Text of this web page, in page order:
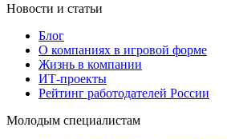
Новости и статьи
Блог
О компаниях в игровой форме
Жизнь в компании
ИТ-проекты
Рейтинг работодателей России
Молодым специалистам